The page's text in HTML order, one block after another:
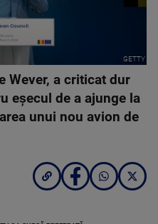
GETTY
Wever, a criticat dur
eșecul de a ajunge la
unui nou avion de